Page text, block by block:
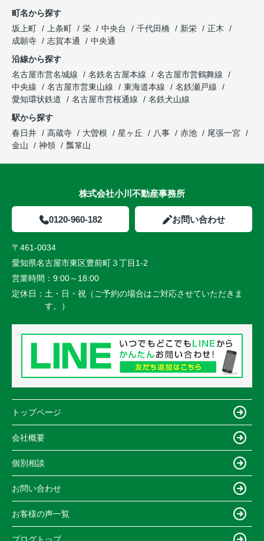
町名から探す
坂上町
上条町 栄 中央台 千代田橋 新栄
正木
成願寺
志賀本通
中央通
沿線から探す
名古屋市営名城線
名鉄名古屋本線
名古屋市営鶴舞線
中央線
名古屋市営東山線 東海道本線
名鉄瀬戸線
愛知環状鉄道
名古屋市営桜通線
名鉄犬山線
駅から探す
春日井
高蔵寺 大曽根 星ヶ丘 八事 赤池
尾張一宮
金山
神領 瓢箪山
株式会社小川不動産事務所
0120-960-182 お問い合わせ
〒461-0034
愛知県名古屋市東区豊前町３丁目1-2
営業時間： 9:00～18:00
定休日： 土・日・祝（ご予約の場合はご対応させていただきま
す。）
トップページ
会社概要
個別相談
お問い合わせ
お客様の声一覧
ブログトップ